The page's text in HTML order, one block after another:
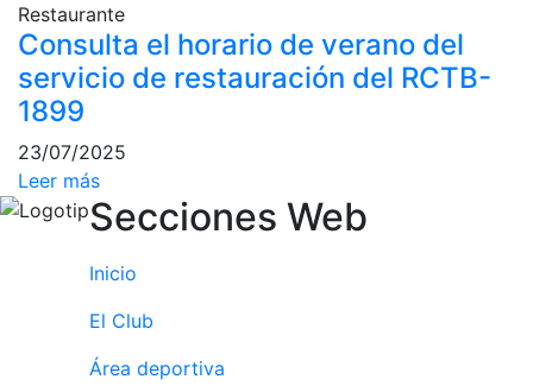
Salidas
culturales
Conferencias
e
Talks
Calendario de
Actividades
mesa
Peñas del Club
Restaurante
Consulta el horario de verano del
servicio de restauración del RCTB-
1899
23/07/2025
Leer más
Secciones Web
Inicio
El Club
Área deportiva